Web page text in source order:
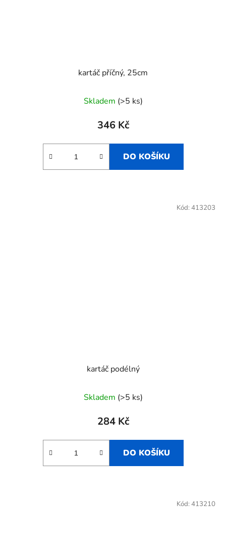
kartáč příčný, 25cm
Skladem (>5 ks)
346 Kč
DO KOŠÍKU
kartáč podélný
Skladem (>5 ks)
284 Kč
DO KOŠÍKU
Kód: 413203
Kód: 413210